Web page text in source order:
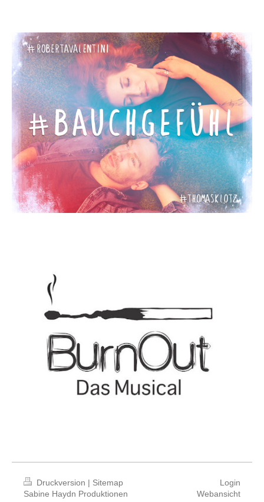
Druckversion | Sitemap
Sabine Haydn Produktionen
Login
Webansicht